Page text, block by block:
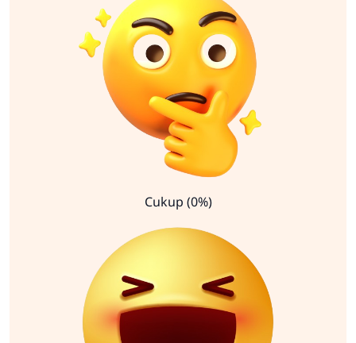
Cukup (0%)